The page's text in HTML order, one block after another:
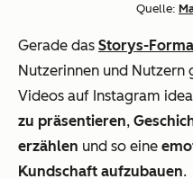
Quelle:
Gerade das Storys-
Nutzerinnen und Nutzern
Videos auf Instagram
zu präsentieren,
erzählen und so eine
Kundschaft aufzubauen.